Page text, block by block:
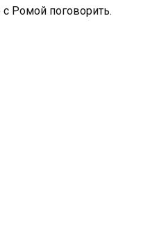
с Ромой поговорить.